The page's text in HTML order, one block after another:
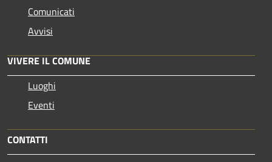
Comunicati
Avvisi
VIVERE IL COMUNE
Luoghi
Eventi
CONTATTI